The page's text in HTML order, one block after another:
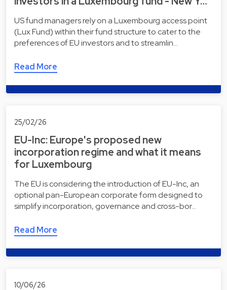
US fund managers rely on a Luxembourg access point
(Lux Fund) within their fund structure to cater to the
preferences of EU investors and to streamlin…
Read More
25/02/26
EU-Inc: Europe's proposed new
incorporation regime and what it means
for Luxembourg
The EU is considering the introduction of EU-Inc, an
optional pan-European corporate form designed to
simplify incorporation, governance and cross-bor…
Read More
10/06/26